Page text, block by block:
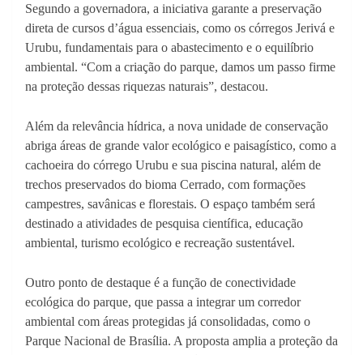
Segundo a governadora, a iniciativa garante a preservação
direta de cursos d’água essenciais, como os córregos Jerivá e
Urubu, fundamentais para o abastecimento e o equilíbrio
ambiental. “Com a criação do parque, damos um passo firme
na proteção dessas riquezas naturais”, destacou.
Além da relevância hídrica, a nova unidade de conservação
abriga áreas de grande valor ecológico e paisagístico, como a
cachoeira do córrego Urubu e sua piscina natural, além de
trechos preservados do bioma Cerrado, com formações
campestres, savânicas e florestais. O espaço também será
destinado a atividades de pesquisa científica, educação
ambiental, turismo ecológico e recreação sustentável.
Outro ponto de destaque é a função de conectividade
ecológica do parque, que passa a integrar um corredor
ambiental com áreas protegidas já consolidadas, como o
Parque Nacional de Brasília. A proposta amplia a proteção da